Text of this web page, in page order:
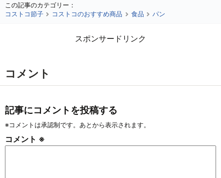
この記事のカテゴリー：
コストコ節子
コストコのおすすめ商品 食品 パン
スポンサードリンク
コメント
記事にコメントを投稿する
※コメントは承認制です。あとから表示されます。
コメント ※